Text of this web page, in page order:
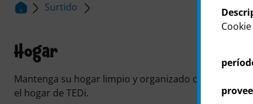
Surtido
Hogar
Mantenga su hogar limpio y organizado con los
el hogar de TEDi.